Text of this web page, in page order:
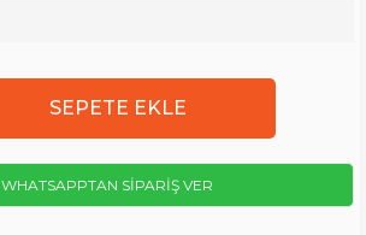
WHATSAPPTAN SİPARİŞ VER